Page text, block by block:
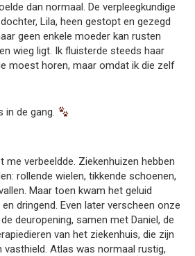
dan normaal. De verpleegkundige
Lila, heen gestopt en gezegd
geen enkele moeder kan rusten
wieg ligt. Ik fluisterde steeds haar
moest horen, maar omdat ik die zelf
in de gang.
me verbeeldde. Ziekenhuizen hebben
rollende wielen, tikkende schoenen,
Maar toen kwam het geluid
dringend. Even later verscheen onze
deuropening, samen met Daniel, de
van het ziekenhuis, die zijn
vasthield. Atlas was normaal rustig,